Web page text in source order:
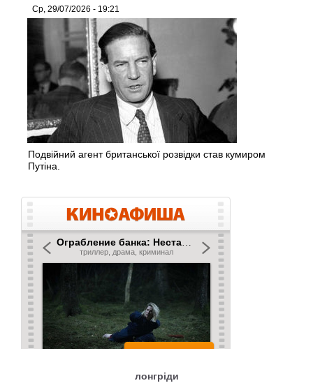
Ср, 29/07/2026 - 19:21
Подвійний агент британської розвідки став кумиром
Путіна.
лонгріди